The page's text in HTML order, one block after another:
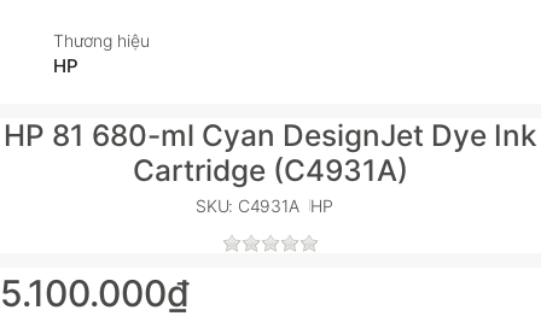
Thương hiệu
HP
HP 81 680-ml Cyan DesignJet Dye Ink
Cartridge (C4931A)
SKU: C4931A HP
5.100.000₫